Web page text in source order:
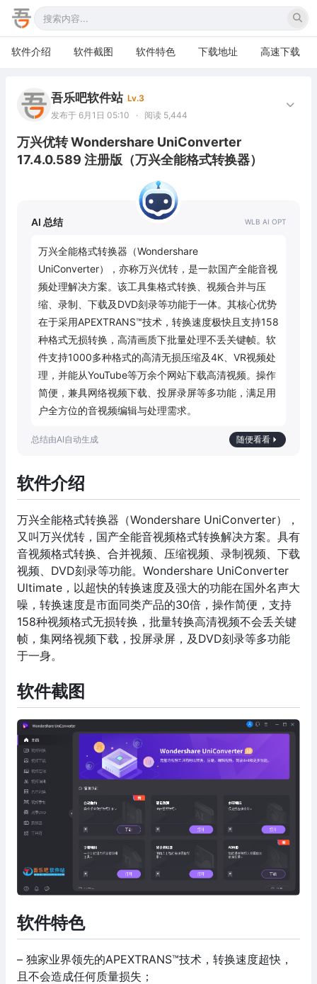
软件介绍 软件截图 软件特色 下载地址 高速下载
吾乐吧软件站 Lv.3
发布于 6月1日 05:10
· 阅读 5,444
万兴优转 Wondershare UniConverter
17.4.0.589 注册版（万兴全能格式转换器）
AI 总结
万兴全能格式转换器（Wondershare
UniConverter），亦称万兴优转，是一款国产全能音视
频处理解决方案。该工具集格式转换、视频合并与压
缩、录制、下载及DVD刻录等功能于一体。其核心优势
在于采用APEXTRANS™技术，转换速度极快且支持158
种格式无损转换，高清画质下批量处理不丢关键帧。软
件支持1000多种格式的高清无损压缩及4K、VR视频处
理，并能从YouTube等万余个网站下载高清视频。操作
简便，兼具网络视频下载、投屏录屏等多功能，满足用
户全方位的音视频编辑与处理需求。
随便看看
软件介绍
万兴全能格式转换器（Wondershare UniConverter），
又叫万兴优转，国产全能音视频格式转换解决方案。具有
音视频格式转换、合并视频、压缩视频、录制视频、下载
视频、DVD刻录等功能。Wondershare UniConverter
Ultimate，以超快的转换速度及强大的功能在国外名声大
噪，转换速度是市面同类产品的30倍，操作简便，支持
158种视频格式无损转换，批量转换高清视频不会丢关键
帧，集网络视频下载，投屏录屏，及DVD刻录等多功能
于一身。
软件截图
软件特色
– 独家业界领先的APEXTRANS™技术，转换速度超快，
且不会造成任何质量损失；